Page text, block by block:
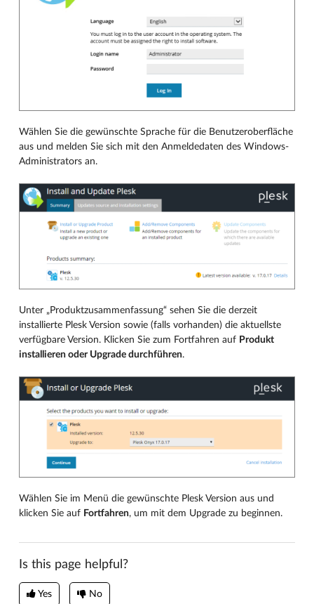
Wählen Sie die gewünschte Sprache für die Benutzeroberfläche
aus und melden Sie sich mit den Anmeldedaten des Windows-
Administrators an.
Unter „Produktzusammenfassung“ sehen Sie die derzeit
installierte Plesk Version sowie (falls vorhanden) die aktuellste
verfügbare Version. Klicken Sie zum Fortfahren auf Produkt
installieren oder Upgrade durchführen.
Wählen Sie im Menü die gewünschte Plesk Version aus und
klicken Sie auf Fortfahren, um mit dem Upgrade zu beginnen.
Is this page helpful?
Yes No